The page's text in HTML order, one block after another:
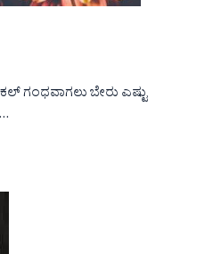
ಗಂಧವಾಗಲು ಬೇರು ಎಷ್ಟು